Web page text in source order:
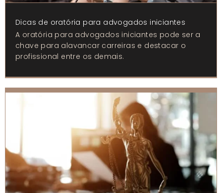
Dicas de oratória para advogados iniciantes
A oratória para advogados iniciantes pode ser a
chave para alavancar carreiras e destacar o
profissional entre os demais.